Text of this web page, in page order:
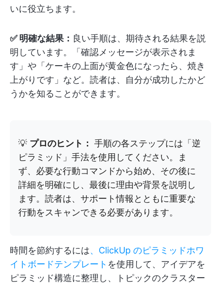
いに役立ちます。
✅ 明確な結果： 良い手順は、期待される結果を説
明しています。「確認メッセージが表示されま
す」や「ケーキの上面が黄金色になったら、焼き
上がりです」など。読者は、自分が成功したかど
うかを知ることができます。
💡 プロのヒント： 手順の各ステップには「逆
ピラミッド」手法を使用してください。ま
ず、必要な行動コマンドから始め、その後に
詳細を明確にし、最後に理由や背景を説明し
ます。読者は、サポート情報とともに重要な
行動をスキャンできる必要があります。
時間を節約するには、ClickUp のピラミッドホワ
イトボードテンプレート を使用して、アイデアを
ピラミッド構造に整理し、トピックのクラスター